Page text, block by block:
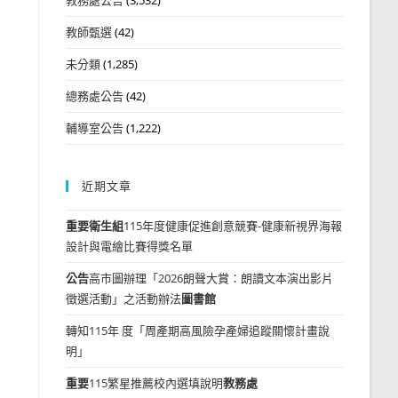
教師甄選(42)
未分類(1,285)
總務處公告(42)
輔導室公告(1,222)
近期文章
重要衛生組115年度健康促進創意競賽-健康新視界海報
設計與電繪比賽得獎名單
公告高市圖辦理「2026朗聲大賞：朗讀文本演出影片
徵選活動」之活動辦法圖書館
轉知115年 度「周產期高風險孕產婦追蹤關懷計畫說
明」
重要115繁星推薦校內選填說明教務處